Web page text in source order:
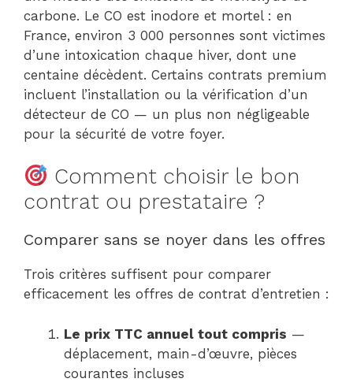
carbone. Le CO est inodore et mortel : en
France, environ 3 000 personnes sont victimes
d’une intoxication chaque hiver, dont une
centaine décèdent. Certains contrats premium
incluent l’installation ou la vérification d’un
détecteur de CO — un plus non négligeable
pour la sécurité de votre foyer.
Comment choisir le bon
contrat ou prestataire ?
Comparer sans se noyer dans les offres
Trois critères suffisent pour comparer
efficacement les offres de contrat d’entretien :
Le prix TTC annuel tout compris —
déplacement, main-d’œuvre, pièces
courantes incluses